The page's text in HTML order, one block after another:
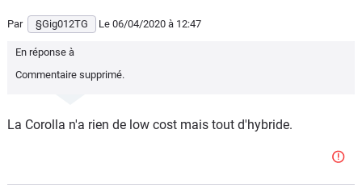
Par §Gig012TG Le 06/04/2020 à 12:47
En réponse à
Commentaire supprimé.
La Corolla n'a rien de low cost mais tout d'hybride.